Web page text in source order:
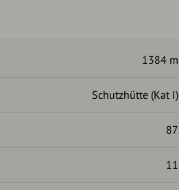
1384 m
Schutzhütte (Kat I)
87
11